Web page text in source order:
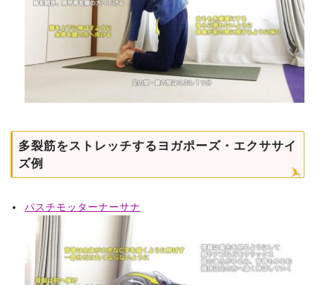
多裂筋をストレッチするヨガポーズ・エクササイ
ズ例
パスチモッターナーサナ